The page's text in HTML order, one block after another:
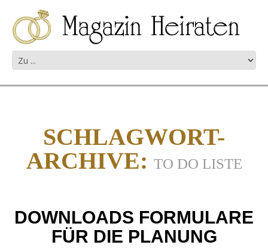
SCHLAGWORT-
ARCHIVE: TO DO LISTE
DOWNLOADS FORMULARE
FÜR DIE PLANUNG